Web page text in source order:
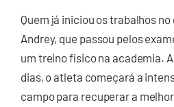
Quem já iniciou os trabalhos
Andrey, que passou pelos
um treino físico na academia.
dias, o atleta começará a
campo para recuperar a